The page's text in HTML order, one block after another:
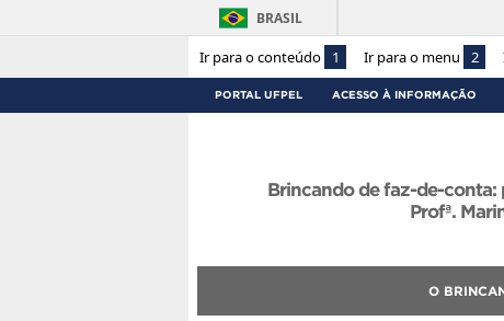
Ir para o conteúdo 1 Ir para o menu 2
BRASIL
PORTAL UFPEL ACESSO À INFORMAÇÃO
Brincando de faz-de-conta:
Profª.
O